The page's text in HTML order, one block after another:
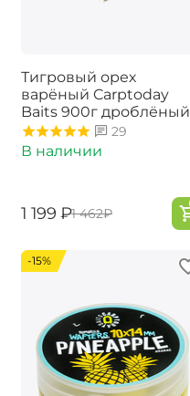
Тигровый орех
варёный Carptoday
Baits 900г дроблёный
29
В наличии
‍1 199‍ ₽‍1 462‍₽
-15%